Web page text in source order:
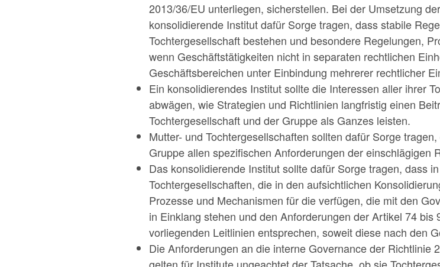
2013/36/EU unterliegen, sicherstellen. Bei der Umsetzung
konsolidierende Institut dafür Sorge tragen, dass stabile
Tochtergesellschaft bestehen und besondere Regelungen,
wenn Geschäftstätigkeiten nicht in separaten rechtlichen
Geschäftsbereichen unter Einbindung mehrerer rechtlicher
Ein konsolidierendes Institut sollte die Interessen aller ihrer
abwägen, wie Strategien und Richtlinien langfristig einen
Tochtergesellschaft und der Gruppe als Ganzes leisten.
Mutter- und Tochtergesellschaften sollten dafür Sorge
Gruppe allen spezifischen Anforderungen der einschlägigen
Das konsolidierende Institut sollte dafür Sorge tragen, dass
Tochtergesellschaften, die in den aufsichtlichen
Prozesse und Mechanismen für die verfügen, die mit den
in Einklang stehen und den Anforderungen der Artikel 74
vorliegenden Leitlinien entsprechen, soweit diese nach den
Die Anforderungen an die interne Governance der Richtlinie